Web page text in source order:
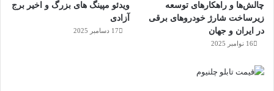
ویدئو مپینگ های بزرگ و اخیر برج
آزادی
17 دسامبر 2025
چالش‌ها و راهکارهای توسعه
زیرساخت شارژ خودروهای برقی
در ایران و جهان
16 نوامبر 2025